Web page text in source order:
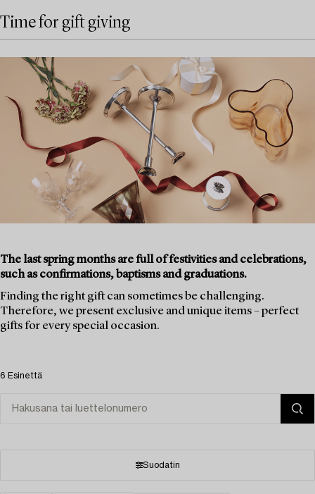
Time for gift giving
The last spring months are full of festivities and celebrations,
such as confirmations, baptisms and graduations.
Finding the right gift can sometimes be challenging.
Therefore, we present exclusive and unique items – perfect
gifts for every special occasion.
6 Esinettä
Suodatin